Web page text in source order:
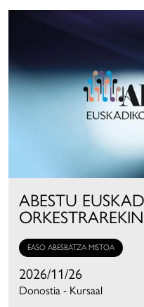
ABESTU
EASO ABESBATZA MISTOA
2026/11/26
Donostia - Kursaal